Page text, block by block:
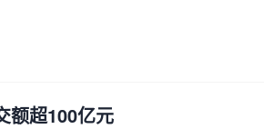
减少3673户，环比下降8.91%。这是
年业绩预告，预计实现净利润1.50亿
额超100亿元